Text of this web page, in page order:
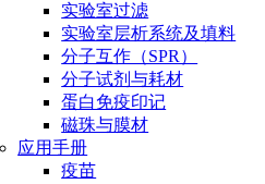
实验室过滤
实验室层析系统及填料
分子互作（SPR）
分子试剂与耗材
蛋白免疫印记
磁珠与膜材
应用手册
疫苗